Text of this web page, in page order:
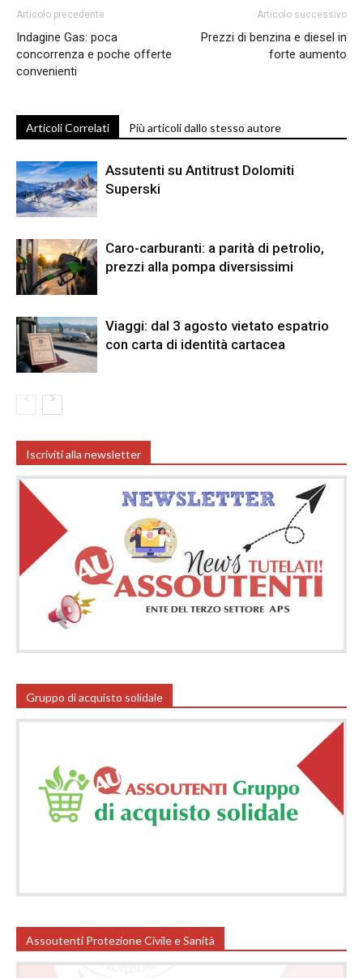
Articolo precedente
Indagine Gas: poca
concorrenza e poche offerte
convenienti
Articolo successivo
Prezzi di benzina e diesel in
forte aumento
Articoli Correlati Più articoli dallo stesso autore
Assutenti su Antitrust Dolomiti
Superski
Caro-carburanti: a parità di petrolio,
prezzi alla pompa diversissimi
Viaggi: dal 3 agosto vietato espatrio
con carta di identità cartacea
Iscriviti alla newsletter
Gruppo di acquisto solidale
Assoutenti Protezione Civile e Sanità